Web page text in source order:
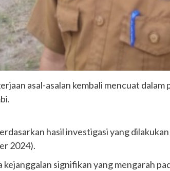
asal-asalan kembali mencuat
hasil investigasi yang
2024).
signifikan yang mengarah